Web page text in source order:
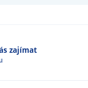
zajímat